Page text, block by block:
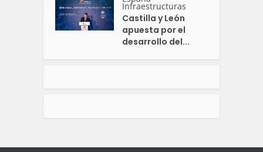
Infraestructuras
Castilla y León
apuesta por el
desarrollo del...